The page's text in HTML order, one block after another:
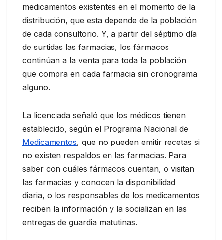
medicamentos existentes en el momento de la
distribución, que esta depende de la población
de cada consultorio. Y, a partir del séptimo día
de surtidas las farmacias, los fármacos
continúan a la venta para toda la población
que compra en cada farmacia sin cronograma
alguno.
La licenciada señaló que los médicos tienen
establecido, según el Programa Nacional de
Medicamentos, que no pueden emitir recetas si
no existen respaldos en las farmacias. Para
saber con cuáles fármacos cuentan, o visitan
las farmacias y conocen la disponibilidad
diaria, o los responsables de los medicamentos
reciben la información y la socializan en las
entregas de guardia matutinas.